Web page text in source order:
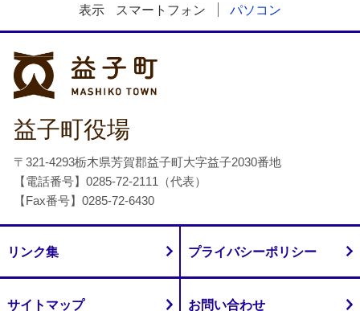
表示 スマートフォン パソコン
益子町役場
〒321-4293栃木県芳賀郡益子町大字益子2030番地
【電話番号】0285-72-2111（代表）
【Fax番号】0285-72-6430
リンク集 プライバシーポリシー
サイトマップ お問い合わせ